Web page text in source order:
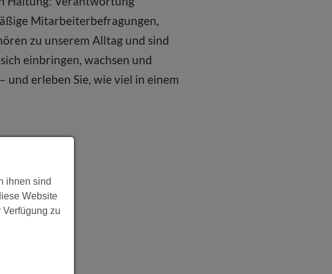
Mitarbeiterbefragungen,
zu unserem Alltag und sind
einbringen, wachsen und
und erleben Sie, wie viel in einem
ihnen sind
Website
zu